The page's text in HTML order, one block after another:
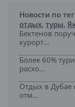
Новости по
отдых, туры,
Бектенов
курорт...
Более 60%
расхо...
Отдых в Дубае
отм...